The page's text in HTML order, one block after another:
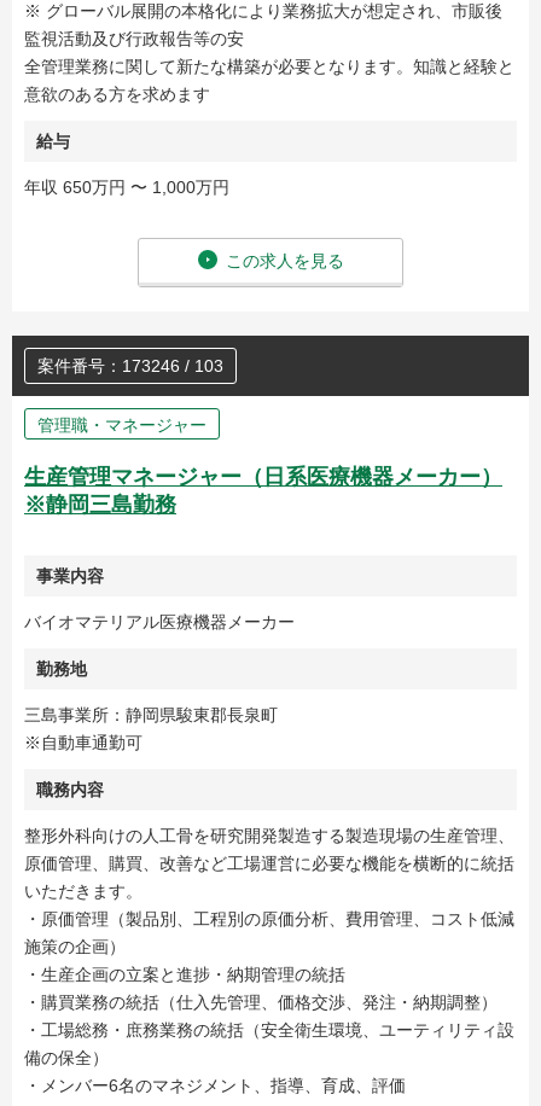
※ グローバル展開の本格化により業務拡大が想定され、市販後
監視活動及び行政報告等の安
全管理業務に関して新たな構築が必要となります。知識と経験と
意欲のある方を求めます
給与
年収 650万円 〜 1,000万円
この求人を見る
案件番号：173246 / 103
管理職・マネージャー
生産管理マネージャー（日系医療機器メーカー）
※静岡三島勤務
事業内容
バイオマテリアル医療機器メーカー
勤務地
三島事業所：静岡県駿東郡長泉町
※自動車通勤可
職務内容
整形外科向けの人工骨を研究開発製造する製造現場の生産管理、
原価管理、購買、改善など工場運営に必要な機能を横断的に統括
いただきます。
・原価管理（製品別、工程別の原価分析、費用管理、コスト低減
施策の企画）
・生産企画の立案と進捗・納期管理の統括
・購買業務の統括（仕入先管理、価格交渉、発注・納期調整）
・工場総務・庶務業務の統括（安全衛生環境、ユーティリティ設
備の保全）
・メンバー6名のマネジメント、指導、育成、評価